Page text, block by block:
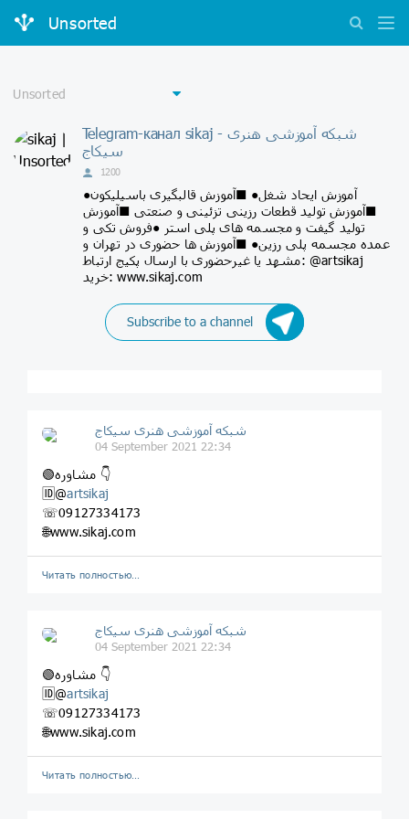
Unsorted
Telegram-канал sikaj - شبکه آموزشی هنری
سیکاج
1200
●آموزش ایحاد شغل● ■آموزش قالبگیری باسیلیکون
■آموزش تولید قطعات رزینی تزئینی و صنعتی ■آموزش
تولید گیفت و مجسمه های پلی استر ●فروش تکی و
عمده مجسمه پلی رزین● ■آموزش ها حضوری در تهران و
مشهد یا غیرحضوری با ارسال پکیج ارتباط: @artsikaj
خرید: www.sikaj.com
Subscribe to a channel
شبکه آموزشی هنری سیکاج
04 September 2021 22:34
🟢مشاوره 👇
🆔@artsikaj
☏09127334173
🌐www.sikaj.com
Читать полностью…
شبکه آموزشی هنری سیکاج
04 September 2021 22:34
🟢مشاوره 👇
🆔@artsikaj
☏09127334173
🌐www.sikaj.com
Читать полностью…